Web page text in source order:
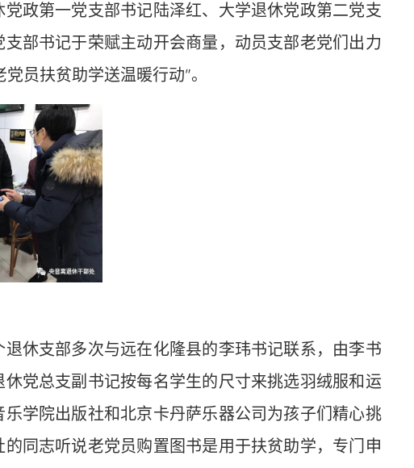
政第一党支部书记陆泽红、大学退休党政第二党支
部书记于荣赋主动开会商量，动员支部老党们出力
员扶贫助学送温暖行动”。
支部多次与远在化隆县的李玮书记联系，由李书
党总支副书记按每名学生的尺寸来挑选羽绒服和运
学院出版社和北京卡丹萨乐器公司为孩子们精心挑
同志听说老党员购置图书是用于扶贫助学，专门申